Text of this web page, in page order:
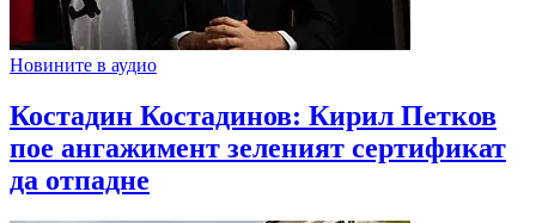
Новините в аудио
Костадин Костадинов: Кирил Петков
пое ангажимент зеленият сертификат
да отпадне